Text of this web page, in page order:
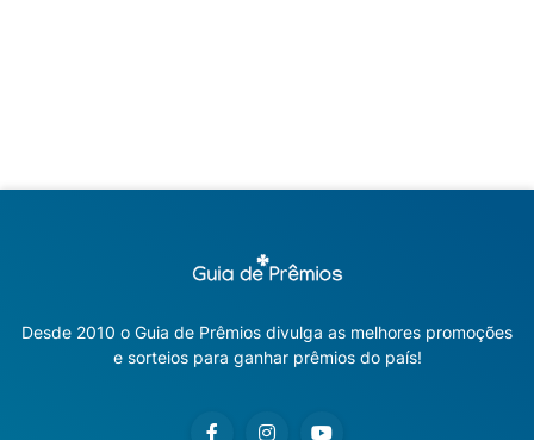
Desde 2010 o Guia de Prêmios divulga as melhores promoções
e sorteios para ganhar prêmios do país!